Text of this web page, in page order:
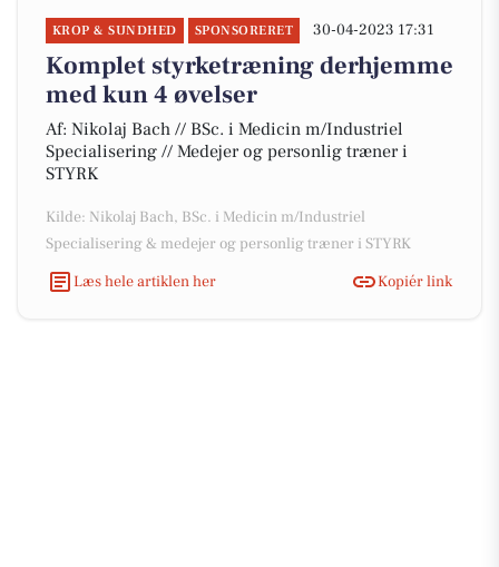
KROP & SUNDHED SPONSORERET 30-04-2023 17:31
Komplet styrketræning derhjemme
med kun 4 øvelser
Af: Nikolaj Bach // BSc. i Medicin m/Industriel
Specialisering // Medejer og personlig træner i
STYRK
Kilde: Nikolaj Bach, BSc. i Medicin m/Industriel
Specialisering & medejer og personlig træner i STYRK
Læs hele artiklen her
Kopiér link